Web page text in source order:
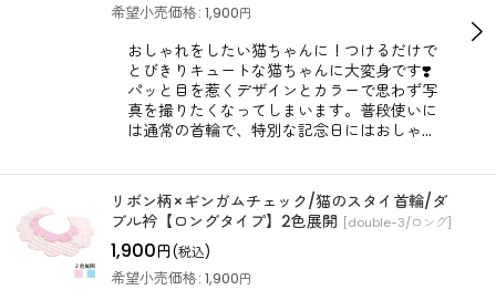
希望小売価格: 1,900円
おしゃれをしたい猫ちゃんに！つけるだけで
とびきりキュートな猫ちゃんに大変身です❣️
パッと目を惹くデザインとカラーで思わず写
真を撮りたくなってしまいます。普段使いに
は通常の首輪で、特別な記念日にはおしゃ…
リボン柄×ギンガムチェック/猫のスタイ首輪/ダ
ブル衿【ロングタイプ】2色展開 [double-3/ロング]
1,900円(税込)
希望小売価格: 1,900円